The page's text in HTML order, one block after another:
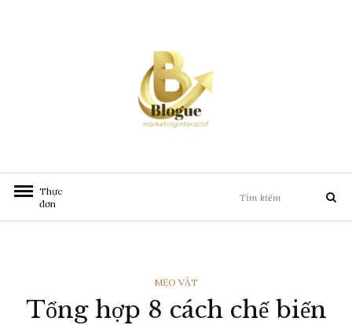
Thực
đơn
kiếm:
Tìm
THỂ
LOẠI
MẸO VẶT
Tổng hợp 8 cách chế biến